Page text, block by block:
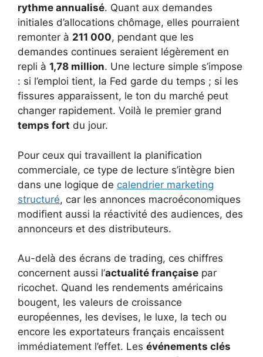
rythme annualisé. Quant aux demandes
initiales d’allocations chômage, elles pourraient
remonter à 211 000, pendant que les
demandes continues seraient légèrement en
repli à 1,78 million. Une lecture simple s’impose
: si l’emploi tient, la Fed garde du temps ; si les
fissures apparaissent, le ton du marché peut
changer rapidement. Voilà le premier grand
temps fort du jour.
Pour ceux qui travaillent la planification
commerciale, ce type de lecture s’intègre bien
dans une logique de calendrier marketing
structuré, car les annonces macroéconomiques
modifient aussi la réactivité des audiences, des
annonceurs et des distributeurs.
Au-delà des écrans de trading, ces chiffres
concernent aussi l’actualité française par
ricochet. Quand les rendements américains
bougent, les valeurs de croissance
européennes, les devises, le luxe, la tech ou
encore les exportateurs français encaissent
immédiatement l’effet. Les événements clés